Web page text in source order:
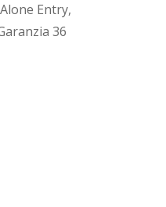
Entry,
36